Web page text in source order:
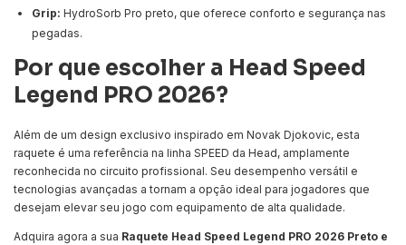
Grip: HydroSorb Pro preto, que oferece conforto e segurança nas
pegadas.
Por que escolher a Head Speed
Legend PRO 2026?
Além de um design exclusivo inspirado em Novak Djokovic, esta
raquete é uma referência na linha SPEED da Head, amplamente
reconhecida no circuito profissional. Seu desempenho versátil e
tecnologias avançadas a tornam a opção ideal para jogadores que
desejam elevar seu jogo com equipamento de alta qualidade.
Adquira agora a sua Raquete Head Speed Legend PRO 2026 Preto e